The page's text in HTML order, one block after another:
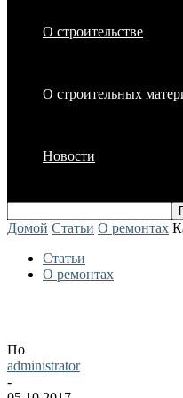
О строительстве
О строительных
Новости
Домой Статьи О ремонтах
Статьи
О ремонтах
По
administrator
-